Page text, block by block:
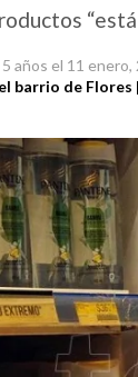
años el 11 enero,
barrio de Flores